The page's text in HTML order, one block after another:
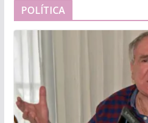
POLÍTICA